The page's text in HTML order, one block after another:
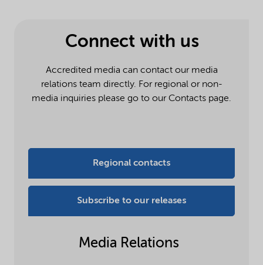
Connect with us
Accredited media can contact our media
relations team directly. For regional or non-
media inquiries please go to our Contacts page.
Regional contacts
Subscribe to our releases
Media Relations